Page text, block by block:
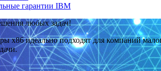
гарантии IBM
любых задач!
x86 идеально подходят для компаний